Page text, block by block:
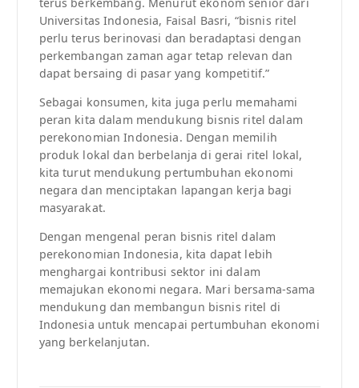
Universitas Indonesia, Faisal Basri, “bisnis ritel
perlu terus berinovasi dan beradaptasi dengan
perkembangan zaman agar tetap relevan dan
dapat bersaing di pasar yang kompetitif.”
Sebagai konsumen, kita juga perlu memahami
peran kita dalam mendukung bisnis ritel dalam
perekonomian Indonesia. Dengan memilih
produk lokal dan berbelanja di gerai ritel lokal,
kita turut mendukung pertumbuhan ekonomi
negara dan menciptakan lapangan kerja bagi
masyarakat.
Dengan mengenal peran bisnis ritel dalam
perekonomian Indonesia, kita dapat lebih
menghargai kontribusi sektor ini dalam
memajukan ekonomi negara. Mari bersama-sama
mendukung dan membangun bisnis ritel di
Indonesia untuk mencapai pertumbuhan ekonomi
yang berkelanjutan.